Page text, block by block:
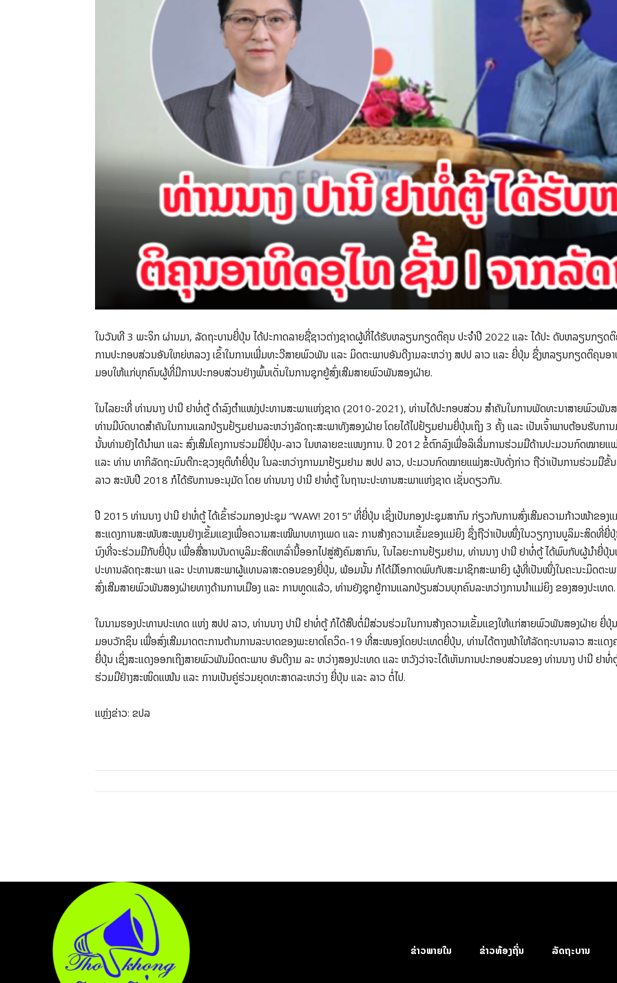
ໃນວັນທີ 3 ພະຈິກ ຜ່ານມາ, ລັດຖະບານຍີ່ປຸ່ນ ໄດ້ປະກາດລາຍຊື່ຊາວຕ່າງຊາດຜູ້ທີ່ໄດ້ຮັບຫລຽນກຽດຕິຄຸນ ປະຈຳປີ 2022 ແລະ ໄດ້ປະ ດັບຫລຽນກຽ
ການປະກອບສ່ວນອັນໃຫຍ່ຫລວງ ເຂົ້າໃນການເພີ່ມທະວີສາຍພົວພັນ ແລະ ມິດຕະພາບອັນດີງາມລະຫວ່າງ ສປປ ລາວ ແລະ ຍີ່ປຸ່ນ ຊຶ່ງຫລຽນກຽດຕິຄຸນ
ມອບໃຫ້ແກ່ບຸກຄົນຜູ້ທີ່ມີການປະກອບສ່ວນຢ່າງພົ້ນເດັ່ນໃນການຊຸກຍູ້ສົ່ງເສີມສາຍພົວພັນສອງຝ່າຍ.
ໃນໄລຍະທີ່ ທ່ານນາງ ປານີ ຢາທໍ່ຕູ້ ດຳລົງຕຳແໜ່ງປະທານສະພາແຫ່ງຊາດ (2010-2021), ທ່ານໄດ້ປະກອບສ່ວນ ສໍາຄັນໃນການພັດທະນາສາຍພົວພັນ
ທ່ານມີບົດບາດສໍາຄັນໃນການແລກປ່ຽນຢ້ຽມຢາມລະຫວ່າງລັດຖະສະພາທັງສອງຝ່າຍ ໂດຍໄດ້ໄປຢ້ຽມຢາມຍີ່ປຸ່ນເຖິງ 3 ຄັ້ງ ແລະ ເປັນເຈົ້າພາບຕ້ອນຮັບກ
ນັ້ນທ່ານຍັງໄດ້ນໍາພາ ແລະ ສົ່ງເສີມໂຄງການຮ່ວມມືຍີ່ປຸ່ນ-ລາວ ໃນຫລາຍຂະແໜງການ. ປີ 2012 ຂໍ້ຕົກລົງເພື່ອລິເລີ່ມການຮ່ວມມືດ້ານປະມວນກົດໝາຍແພ່
ແລະ ທ່ານ ທາກິລັດຖະມົນຕີກະຊວງຍຸຕິທໍາຍີ່ປຸ່ນ ໃນລະຫວ່າງການມາຢ້ຽມຢາມ ສປປ ລາວ, ປະມວນກົດໝາຍແພ່ງສະບັບດັ່ງກ່າວ ຖືວ່າເປັນການຮ່ວມມືຂັ້
ລາວ ສະບັບປີ 2018 ກໍໄດ້ຮັບການອະນຸມັດ ໂດຍ ທ່ານນາງ ປານີ ຢາທໍ່ຕູ້ ໃນຖານະປະທານສະພາແຫ່ງຊາດ ເຊັ່ນດຽວກັນ.
ປີ 2015 ທ່ານນາງ ປານີ ຢາທໍ່ຕູ້ ໄດ້ເຂົ້າຮ່ວມກອງປະຊຸມ “WAW! 2015” ທີ່ຍີ່ປຸ່ນ ເຊິ່ງເປັນກອງປະຊຸມສາກົນ ກ່ຽວກັບການສົ່ງເສີມຄວາມກ້າວໜ້າຂອ
ສະແດງການສະໜັບສະໜູນຢ່າງເຂັ້ມແຂງເພື່ອຄວາມສະເໝີພາບທາງເພດ ແລະ ການສ້າງຄວາມເຂັ້ມຂອງແມ່ຍິງ ຊຶ່ງຖືວ່າເປັນໜຶ່ງໃນວຽກງານບູລິມະສິດທີ່
ນົງທີ່ຈະຮ່ວມມືກັບຍີ່ປຸ່ນ ເພື່ອສື່ສານບັນດາບູລິມະສິດເຫລົ່ານີ້ອອກໄປສູ່ສັງຄົມສາກົນ, ໃນໄລຍະການຢ້ຽມຢາມ, ທ່ານນາງ ປານີ ຢາທໍ່ຕູ້ ໄດ້ພົບກັບຜູ້ນຳຍີ່ປຸ່
ປະທານລັດຖະສະພາ ແລະ ປະທານສະພາຜູ້ແທນລາສະດອນຂອງຍີ່ປຸ່ນ, ພ້ອມນັ້ນ ກໍໄດ້ມີໂອກາດພົບກັບສະມາຊິກສະພາຍິງ ຜູ້ທີ່ເປັນໜຶ່ງໃນຄະນະມິດຕ
ສົ່ງເສີມສາຍພົວພັນສອງຝ່າຍທາງດ້ານການເມືອງ ແລະ ການທູດແລ້ວ, ທ່ານຍັງຊຸກຍູ້ການແລກປ່ຽນສ່ວນບຸກຄົນລະຫວ່າງການນຳແມ່ຍິງ ຂອງສອງປະເທດ.
ໃນນາມຮອງປະທານປະເທດ ແຫ່ງ ສປປ ລາວ, ທ່ານນາງ ປານີ ຢາທໍ່ຕູ້ ກໍໄດ້ສືບຕໍ່ມີສ່ວນຮ່ວມໃນການສ້າງຄວາມເຂັ້ມແຂງໃຫ້ແກ່ສາຍພົວພັນສອງຝ່າຍ ຍີ່
ມອບວັກຊິນ ເພື່ອສົ່ງເສີມມາດຕະການຕ້ານການລະບາດຂອງພະຍາດໂຄວິດ-19 ທີ່ສະໜອງໂດຍປະເທດຍີ່ປຸ່ນ, ທ່ານໄດ້ຕາງໜ້າໃຫ້ລັດຖະບານລາວ ສະແດງ
ຍີ່ປຸ່ນ ເຊິ່ງສະແດງອອກເຖິງສາຍພົວພັນມິດຕະພາບ ອັນດີງາມ ລະ ຫວ່າງສອງປະເທດ ແລະ ຫວັງວ່າຈະໄດ້ເຫັນການປະກອບສ່ວນຂອງ ທ່ານນາງ ປານີ ຢາ
ຮ່ວມມືຢ່າງສະໜິດແໜ້ນ ແລະ ການເປັນຄູ່ຮ່ວມຍຸດທະສາດລະຫວ່າງ ຍີ່ປຸ່ນ ແລະ ລາວ ຕໍ່ໄປ.
ແຫຼ່ງຂ່າວ: ຂປລ
ຂ່າວພາຍໃນ ຂ່າວທ້ອງຖິ່ນ ລັດຖະບານ